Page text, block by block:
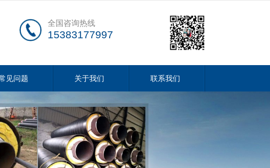
全国咨询热线
15383177997
见问题 关于我们 联系我们